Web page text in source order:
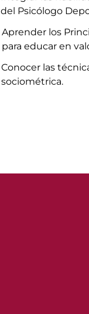
del Psicólogo
Aprender los
para educar en
Conocer las
sociométrica.